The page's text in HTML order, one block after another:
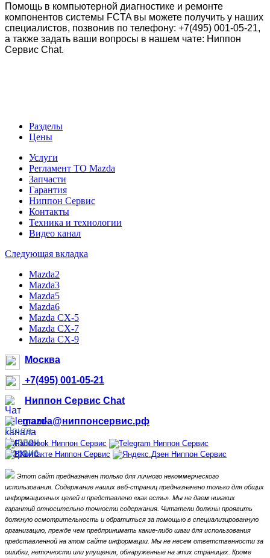
Помощь в компьютерной диагностике и ремонте
компонентов системы FCTAвы можете получить у наших
специалистов, позвонив по телефону: +7(495) 001-05-21,
а также задать ваши вопросы в нашем чате: Ниппон
Сервис Chat.
Разделы
Цены
Услуги
Регламент ТО Mazda
Запчасти
Гарантия
Ниппон Сервис
Контакты
Техника и технологии
Видео канал
Следующая вкладка
Mazda2
Mazda3
Mazda5
Mazda6
Mazda CX-5
Mazda CX-7
Mazda CX-9
Москва
+7(495) 001-05-21
Ниппон Сервис Chat
mazda@ниппонсервис.рф
Этот сайт предназначен только для личного некоммерческого
использования. Содержание наших веб-страниц предназначено только для общих
информационных целей и представлено «как есть». Мы не даем никаких
гарантий относительно точности содержания. Читатели должны проявить
должную осмотрительность и обратиться за помощью в специализированную
организацию, прежде чем предпринимать какие-либо шаги для использования
представленной на этом сайте информации. Мы не несем ответственности за
ошибки, неточности или упущения, обнаруженные на этих страницах. Кроме